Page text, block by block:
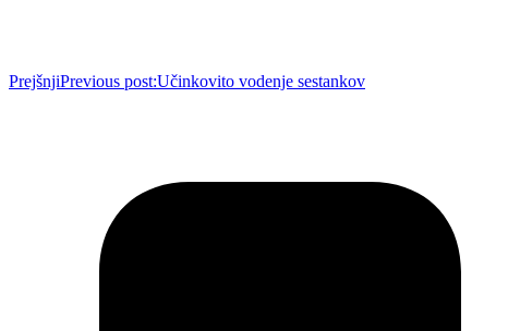
PrejšnjiPrevious post:Učinkovito vodenje sestankov